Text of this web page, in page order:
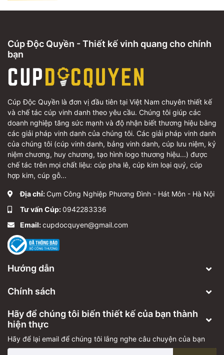
Cúp Độc Quyền - Thiết kế vinh quang cho chính
bạn
Cúp Độc Quyền là đơn vị đầu tiên tại Việt Nam chuyên thiết kế
và chế tác cúp vinh danh theo yêu cầu. Chúng tôi giúp các
doanh nghiệp tăng sức mạnh và độ nhận biết thương hiệu bằng
các giải pháp vinh danh của chúng tôi. Các giải pháp vinh danh
của chúng tôi (cúp vinh danh, bảng vinh danh, cúp lưu niệm, kỷ
niệm chương, huy chương, tạo hình logo thương hiệu...) được
chế tác trên mọi chất liệu: cúp pha lê, cúp kim loại quý, cúp
hợp kim, cúp gỗ...
Địa chỉ: Cụm Công Nghiệp Phương Đình - Hát Môn - Hà Nội
Tư vấn Cúp:0942283336
Email:cupdocquyen@gmail.com
Hướng dẫn
Chính sách
Hãy để chúng tôi biến thiết kế của bạn thành
hiện thực
Hãy để lại email để chúng tôi lắng nghe câu chuyện của bạn